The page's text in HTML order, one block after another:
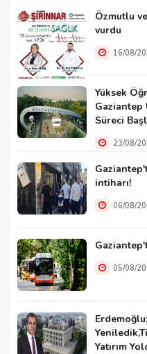
Özmutlu
vurdu
16/08/
Yüksek
Gaziantep
Süreci
23/08/
intiharı!
06/08/
05/08/
Yatırım